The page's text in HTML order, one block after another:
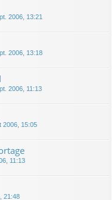
2006, 13:21
2006, 13:18
2006, 11:13
2006, 15:05
11:13
21:48